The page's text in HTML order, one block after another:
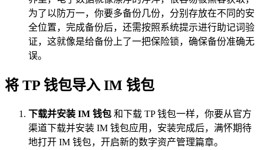
为了以防万一，你要多备份几份，分别存放在不同的安
全位置，完成备份后，还需按照系统提示进行助记词验
证，这就像是给备份上了一把保险锁，确保备份准确无
误。
将 TP 钱包导入 IM 钱包
下载并安装 IM 钱包 和下载 TP 钱包一样，你要从官方
渠道下载并安装 IM 钱包应用，安装完成后，满怀期待
地打开 IM 钱包，开启新的数字资产管理篇章。